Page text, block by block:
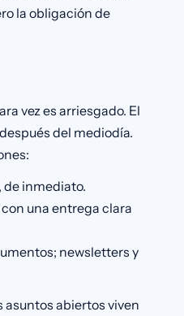
la obligación de
vez es arriesgado. El
del mediodía.
de inmediato.
una entrega clara
newsletters y
asuntos abiertos viven